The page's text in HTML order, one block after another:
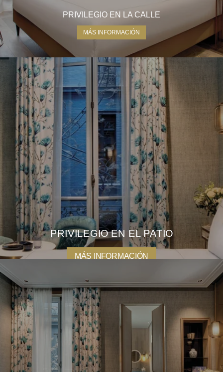
PRIVILEGIO EN LA CALLE
MÁS INFORMACIÓN
PRIVILEGIO EN EL PATIO
MÁS INFORMACIÓN
INICIO
NUESTRA CASA
HABITACIONES Y SUITES
RESTAURANTE Y BAR
PISCINA Y SPA
OFFERTAS
GALERIA
CONTACTO
RESERVA
18, rue Clément Marot
75008 Paris